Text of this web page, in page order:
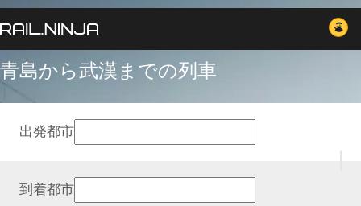
青島から武漢までの列車
出発都市
到着都市